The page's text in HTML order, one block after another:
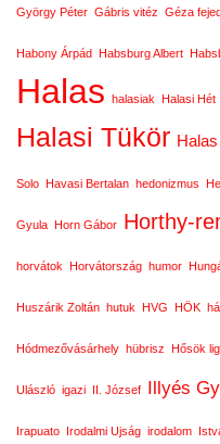
György Péter Gábris vitéz Géza
Habony Árpád Habsburg Albert
Halas halasiak Halasi Hét
Halasi Tükör
Solo Havasi Bertalan hedonizmus
Gyula Horn Gábor Horthy-
horvátok Horvátország humor
Huszárik Zoltán hutuk HVG HÖK
Hódmezővásárhely hübrisz Hősök
Ulászló igazi II. József Illyés
Irapuato Irodalmi Ujság irodalom